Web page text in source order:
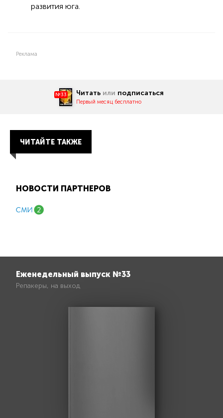
развития юга.
Реклама
№33 Читать или подписаться
Первый месяц бесплатно
ЧИТАЙТЕ ТАКЖЕ
НОВОСТИ ПАРТНЕРОВ
Еженедельный выпуск №33
Репакеры, на выход